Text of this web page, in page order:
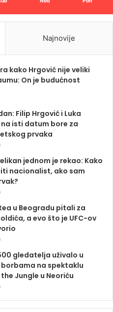
Najnovije
kako Hrgović nije veliki
On je budućnost
Filip Hrgović i Luka
na isti datum bore za
prvaka
jednom je rekao: Kako
nacionalist, ako sam
u Beogradu pitali za
a evo što je UFC-ov
gledatelja uživalo u
na spektaklu
Jungle u Neoriću